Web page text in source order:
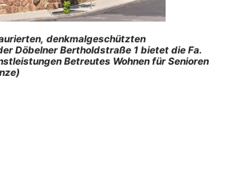
denkmalgeschützten
Döbelner Bertholdstraße 1 bietet die Fa.
Betreutes Wohnen für Senioren